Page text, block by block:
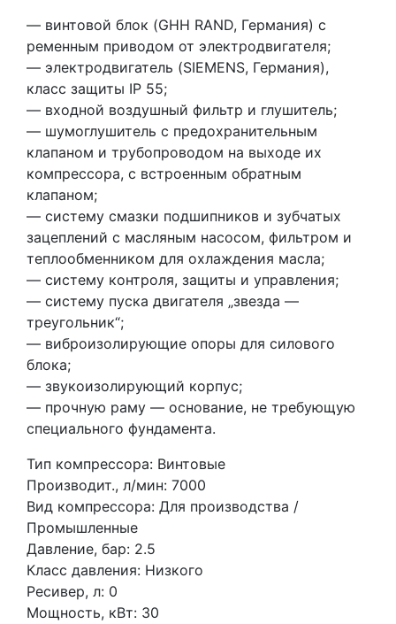
— винтовой блок (GHH RAND, Германия) с
ременным приводом от электродвигателя;
— электродвигатель (SIEMENS, Германия),
класс защиты IP 55;
— входной воздушный фильтр и глушитель;
— шумоглушитель с предохранительным
клапаном и трубопроводом на выходе их
компрессора, с встроенным обратным
клапаном;
— систему смазки подшипников и зубчатых
зацеплений с масляным насосом, фильтром и
теплообменником для охлаждения масла;
— систему контроля, защиты и управления;
— систему пуска двигателя „звезда —
треугольник“;
— виброизолирующие опоры для силового
блока;
— звукоизолирующий корпус;
— прочную раму — основание, не требующую
специального фундамента.
Тип компрессора: Винтовые
Производит., л/мин: 7000
Вид компрессора: Для производства /
Промышленные
Давление, бар: 2.5
Класс давления: Низкого
Ресивер, л: 0
Мощность, кВт: 30